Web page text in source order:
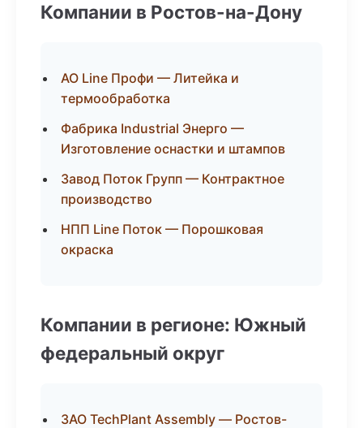
Компании в Ростов-на-Дону
АО Line Профи — Литейка и
термообработка
Фабрика Industrial Энерго —
Изготовление оснастки и штампов
Завод Поток Групп — Контрактное
производство
НПП Line Поток — Порошковая
окраска
Компании в регионе: Южный
федеральный округ
ЗАО TechPlant Assembly — Ростов-